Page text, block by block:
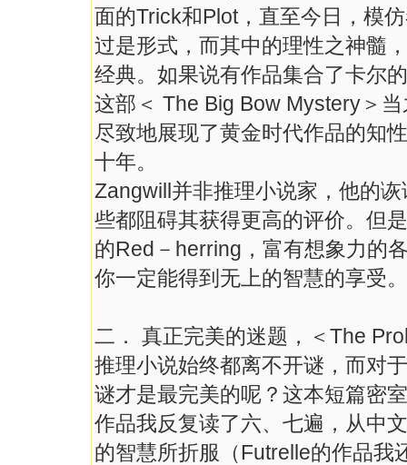
面的Trick和Plot，直至今日，模
过是形式，而其中的理性之神髓
经典。如果说有作品集合了卡尔
这部＜ The Big Bow Mystery＞
尽致地展现了黄金时代作品的知
十年。
Zangwill并非推理小说家，他的
些都阻碍其获得更高的评价。但
的Red－herring，富有想象力的
你一定能得到无上的智慧的享受。
二． 真正完美的迷题，＜The
推理小说始终都离不开谜，而对
谜才是最完美的呢？这本短篇密
作品我反复读了六、七遍，从中
的智慧所折服（Futrelle的作品我